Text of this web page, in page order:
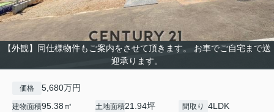
【外観】同仕様物件もご案内をさせて頂きます。 お車でご自宅まで送
迎承ります。
価格 5,680万円
建物面積95.38㎡ 土地面積21.94坪
間取り 4LDK